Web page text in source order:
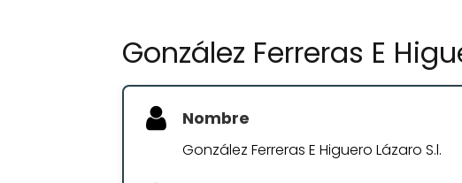
González Ferreras E
Nombre
González Ferreras E Higuero Lázaro S.l.